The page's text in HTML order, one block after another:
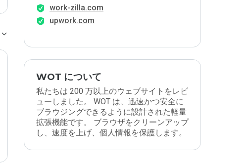
work-zilla.com
upwork.com
WOT について
私たちは 200 万以上のウェブサイトをレビ
ューしました。 WOT は、迅速かつ安全に
ブラウジングできるように設計された軽量
拡張機能です。 ブラウザをクリーンアップ
し、速度を上げ、個人情報を保護します。